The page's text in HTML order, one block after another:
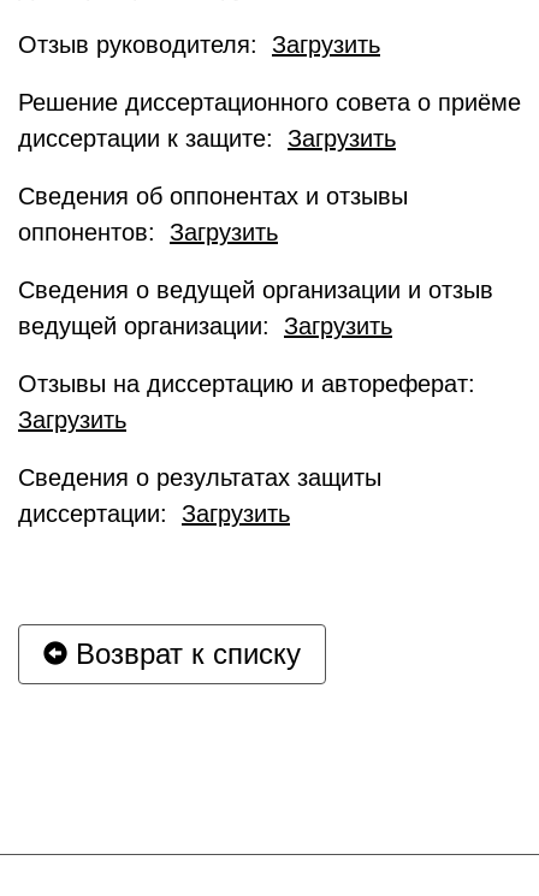
Отзыв руководителя: Загрузить
Решение диссертационного совета о приёме
диссертации к защите: Загрузить
Сведения об оппонентах и отзывы
оппонентов: Загрузить
Сведения о ведущей организации и отзыв
ведущей организации: Загрузить
Отзывы на диссертацию и автореферат:
Загрузить
Сведения о результатах защиты
диссертации: Загрузить
Возврат к списку